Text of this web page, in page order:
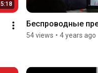
5:18
Беспроводные
54 views • 4 years ago